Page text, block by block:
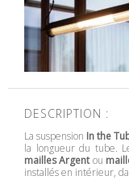
DESCRIPTION :
La suspension In the
la longueur du tube.
mailles Argentou
installés en intérieur,